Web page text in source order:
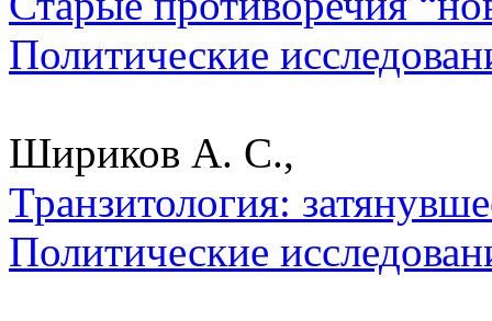
Политические
Шириков А. С.,
Транзитология:
Политические